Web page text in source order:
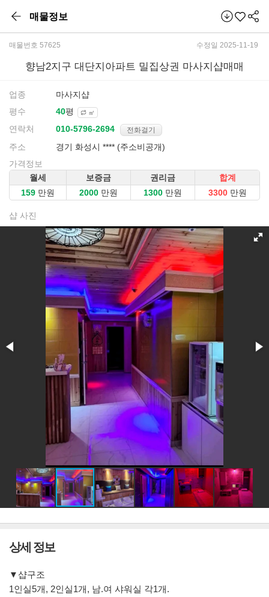
매물정보
매물번호 57625 수정일 2025-11-19
향남2지구 대단지아파트 밀집상권 마사지샵매매
업종
마사지샵
평수
평 ㎡
연락처 전화걸기
주소
경기 화성시 **** (주소비공개)
가격정보
월세
보증금 권리금
합계
만원
만원 만원 만원
샵 사진
상세 정보
▼샵구조
1인실5개, 2인실1개, 남.여 샤워실 각1개.